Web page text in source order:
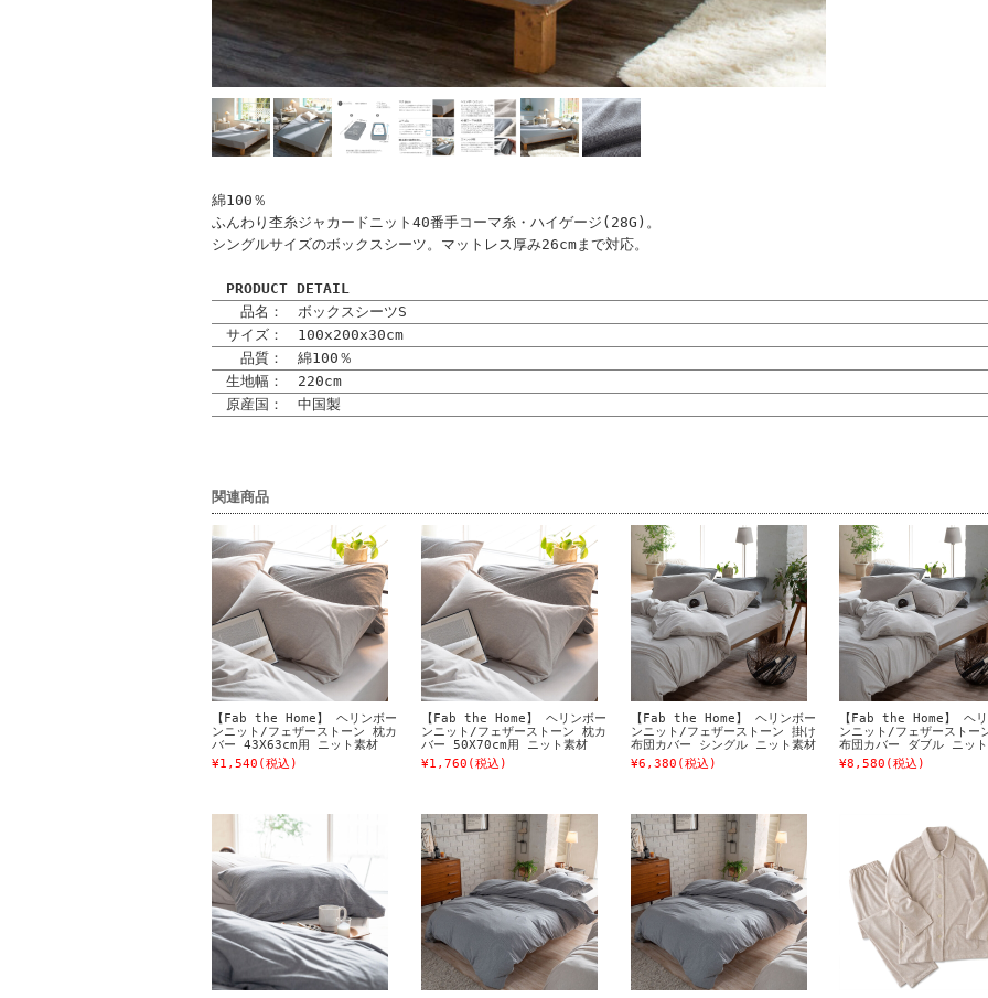
綿100％
ふんわり杢糸ジャカードニット40番手コーマ糸・ハイゲージ(28G)。
シングルサイズのボックスシーツ。マットレス厚み26cmまで対応。
PRODUCT DETAIL
品名： ボックスシーツS
サイズ： 100x200x30cm
品質： 綿100％
生地幅： 220cm
原産国： 中国製
関連商品
【Fab the Home】 ヘリンボー
ンニット/フェザーストーン 枕カ
バー 43X63cm用 ニット素材
¥1,540 (税込)
【Fab the Home】 ヘリンボー
ンニット/フェザーストーン 枕カ
バー 50X70cm用 ニット素材
¥1,760 (税込)
【Fab the Home】 ヘリンボー
ンニット/フェザーストーン 掛け
布団カバー シングル ニット素材
¥6,380 (税込)
【Fab the Home】 ヘリ
ンニット/フェザーストー
布団カバー ダブル ニッ
¥8,580 (税込)